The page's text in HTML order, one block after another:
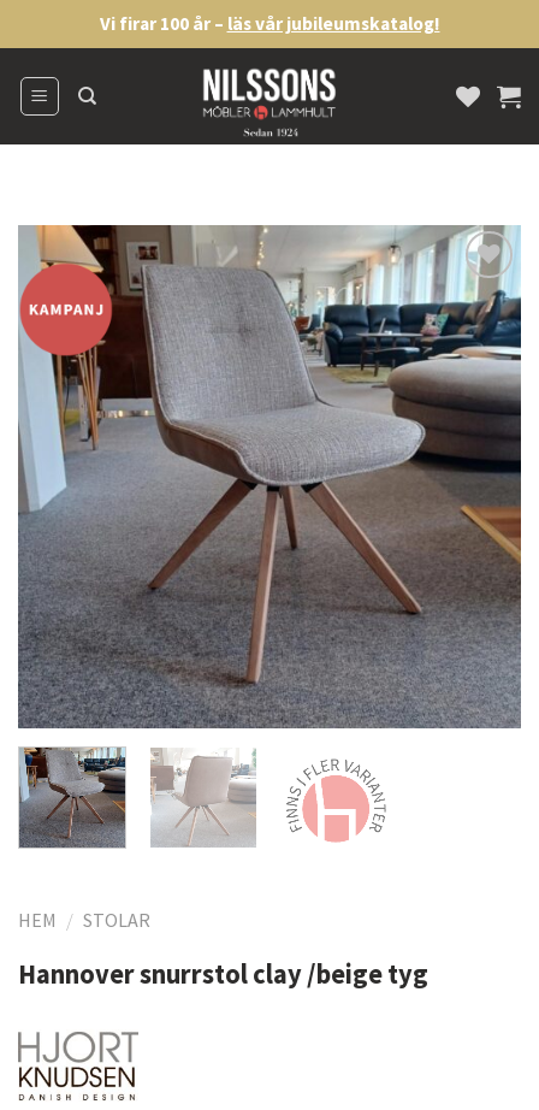
to
content
Vi firar 100 år – läs vår jubileumskatalog!
Lägg
till i
önskelistan
HEM / STOLAR
Hannover snurrstol clay /beige tyg